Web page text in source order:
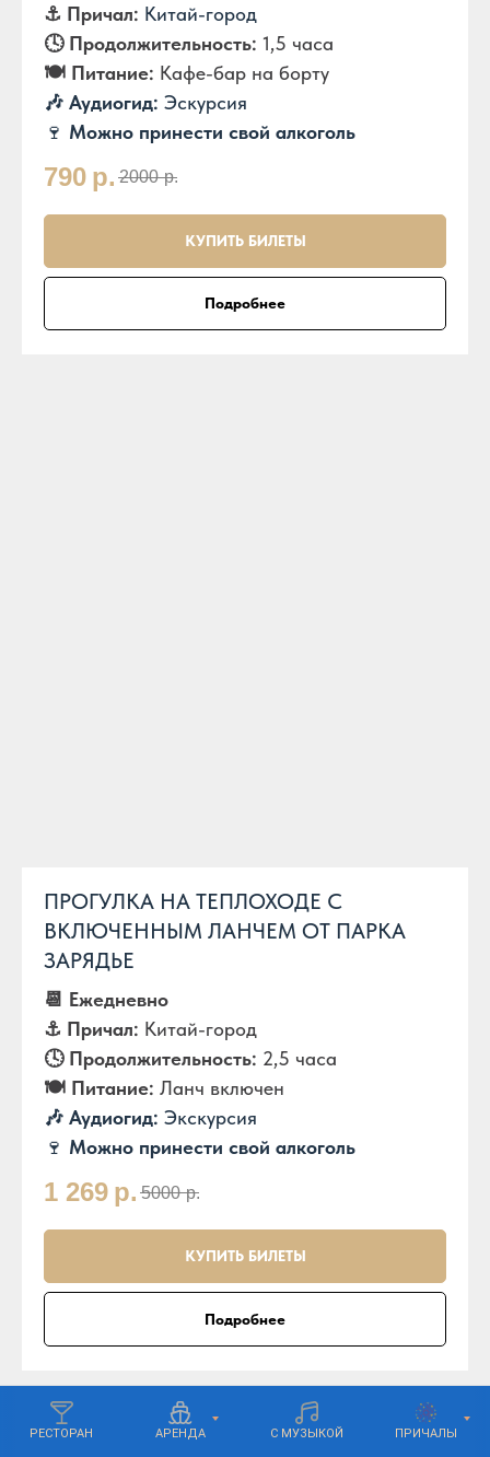
РЕСТОРАН АРЕНДА С МУЗЫКОЙ ПРИЧАЛЫ
⚓️ Причал: Китай-город
🕓 Продолжительность: 1,5 часа
🍽️ Питание: Кафе-бар на борту
🎶 Аудиогид: Эскурсия
🍷 Можно принести свой алкоголь
790 р. 2000 р.
КУПИТЬ БИЛЕТЫ
Подробнее
ПРОГУЛКА НА ТЕПЛОХОДЕ С
ВКЛЮЧЕННЫМ ЛАНЧЕМ ОТ ПАРКА
ЗАРЯДЬЕ
📆 Ежедневно
⚓️ Причал: Китай-город
🕓 Продолжительность: 2,5 часа
🍽️ Питание: Ланч включен
🎶 Аудиогид: Экскурсия
🍷 Можно принести свой алкоголь
1 269 р. 5000 р.
КУПИТЬ БИЛЕТЫ
Подробнее